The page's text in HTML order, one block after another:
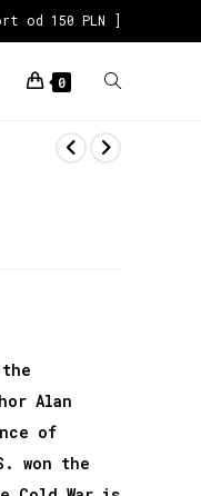
od 150 PLN ]
0
Alan
of
won the